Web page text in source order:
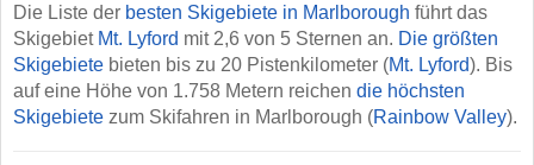
Die Liste der besten Skigebiete in Marlborough führt das
Skigebiet Mt. Lyford mit 2,6 von 5 Sternen an. Die größten
Skigebiete bieten bis zu 20 Pistenkilometer (Mt. Lyford). Bis
auf eine Höhe von 1.758 Metern reichen die höchsten
Skigebiete zum Skifahren in Marlborough (Rainbow Valley).